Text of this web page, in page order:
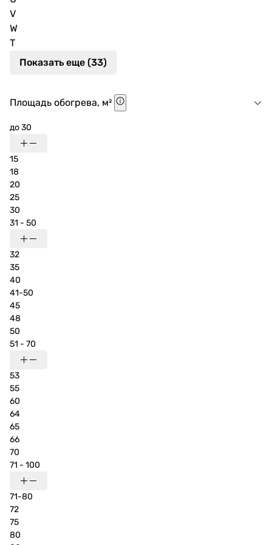
электрокотлы 6 кВт 220 В и 380 В 10.08.2026 – 20 013
грн. Самая технологичная модель стоит 53 853 грн. У
нас вы можете купить электрокотел 6 кВт 380 В с
220 В.
V
W
Т
Показать еще (33)
Площадь обогрева, м²
до 30
15
18
20
25
30
31 - 50
32
35
40
41-50
45
48
50
51 - 70
53
55
60
64
65
66
70
71 - 100
71-80
72
75
80